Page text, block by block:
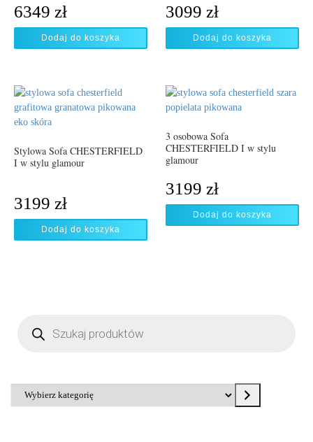
6349 zł
Dodaj do koszyka
3099 zł
Dodaj do koszyka
Stylowa Sofa CHESTERFIELD
I w stylu glamour
3199 zł
Dodaj do koszyka
3 osobowa Sofa
CHESTERFIELD I w stylu
glamour
3199 zł
Dodaj do koszyka